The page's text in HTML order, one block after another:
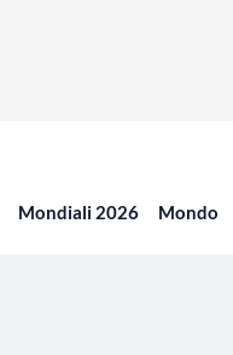
Mondiali 2026 Mondo